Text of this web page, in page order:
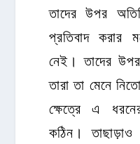
তাদের উপর
প্রতিবাদ করার
নেই। তাদের
তারা তা মেনে
ক্ষেত্রে এ
কঠিন।